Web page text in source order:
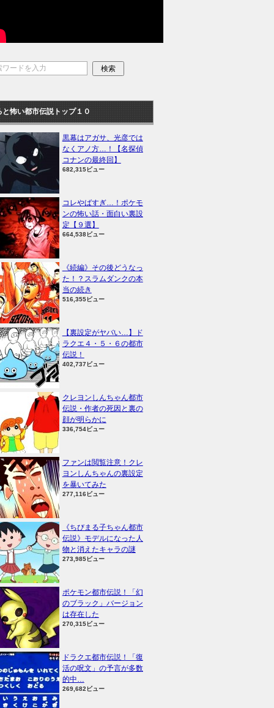
と怖い都市伝説トップ１０
黒幕はアガサ、光彦では
なくアノ方…！【名探偵
コナンの最終回】
682,315ビュー
コレやばすぎ…！ポケモ
ンの怖い話・面白い裏設
定【９選】
664,538ビュー
《続編》その後どうなっ
た！？スラムダンクの本
当の続き
516,355ビュー
【裏設定がヤバい…】ド
ラクエ４・５・６の都市
伝説！
402,737ビュー
クレヨンしんちゃん都市
伝説・作者の死因と裏の
顔が明らかに
336,754ビュー
ファンは閲覧注意！クレ
ヨンしんちゃんの裏設定
を暴いてみた
277,116ビュー
《ちびまる子ちゃん都市
伝説》モデルになった人
物と消えたキャラの謎
273,985ビュー
ポケモン都市伝説！「幻
のブラック」バージョン
は存在した
270,315ビュー
ドラクエ都市伝説！「復
活の呪文」の予言が多数
的中…
269,682ビュー